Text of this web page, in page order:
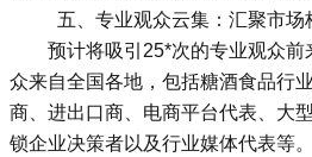
五、专业观众云集：汇聚市场
预计将吸引25*次的专业观众
众来自全国各地，包括糖酒食品行
商、进出口商、电商平台代表、大
锁企业决策者以及行业媒体代表等